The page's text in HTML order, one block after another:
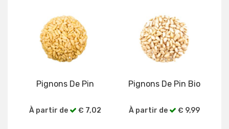
Pignons De Pin
À partir de € 7,02
Pignons De Pin Bio
À partir de € 9,99